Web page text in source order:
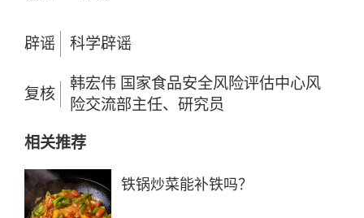
辟谣 科学辟谣
复核
韩宏伟 国家食品安全风险评估中心风
险交流部主任、研究员
相关推荐
铁锅炒菜能补铁吗？